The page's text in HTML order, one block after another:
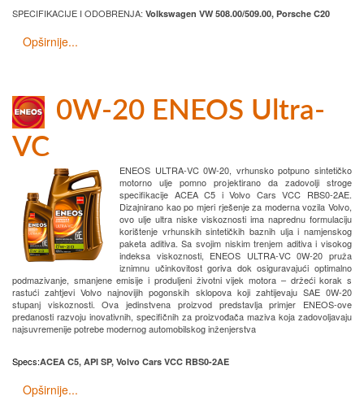
SPECIFIKACIJE I ODOBRENJA: Volkswagen VW 508.00/509.00, Porsche C20
Opširnije...
0W-20 ENEOS Ultra-
VC
ENEOS ULTRA-VC 0W-20, vrhunsko potpuno sintetičko
motorno ulje pomno projektirano da zadovolji stroge
specifikacije ACEA C5 i Volvo Cars VCC RBS0-2AE.
Dizajnirano kao po mjeri rješenje za moderna vozila Volvo,
ovo ulje ultra niske viskoznosti ima naprednu formulaciju
korištenje vrhunskih sintetičkih baznih ulja i namjenskog
paketa aditiva. Sa svojim niskim trenjem aditiva i visokog
indeksa viskoznosti, ENEOS ULTRA-VC 0W-20 pruža
iznimnu učinkovitost goriva dok osiguravajući optimalno
podmazivanje, smanjene emisije i produljeni životni vijek motora – držeći korak s
rastući zahtjevi Volvo najnovijih pogonskih sklopova koji zahtijevaju SAE 0W-20
stupanj viskoznosti. Ova jedinstvena proizvod predstavlja primjer ENEOS-ove
predanosti razvoju inovativnih, specifičnih za proizvođača maziva koja zadovoljavaju
najsuvremenije potrebe modernog automobilskog inženjerstva
Specs:ACEA C5, API SP, Volvo Cars VCC RBS0-2AE
Opširnije...